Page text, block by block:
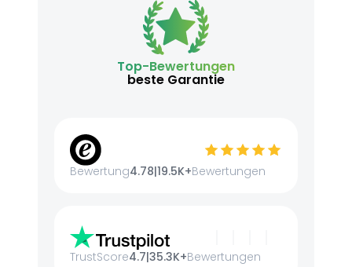
Top-Bewertungen
beste Garantie
Bewertung4.78|19.5K+Bewertungen
TrustScore4.7|35.3K+Bewertungen